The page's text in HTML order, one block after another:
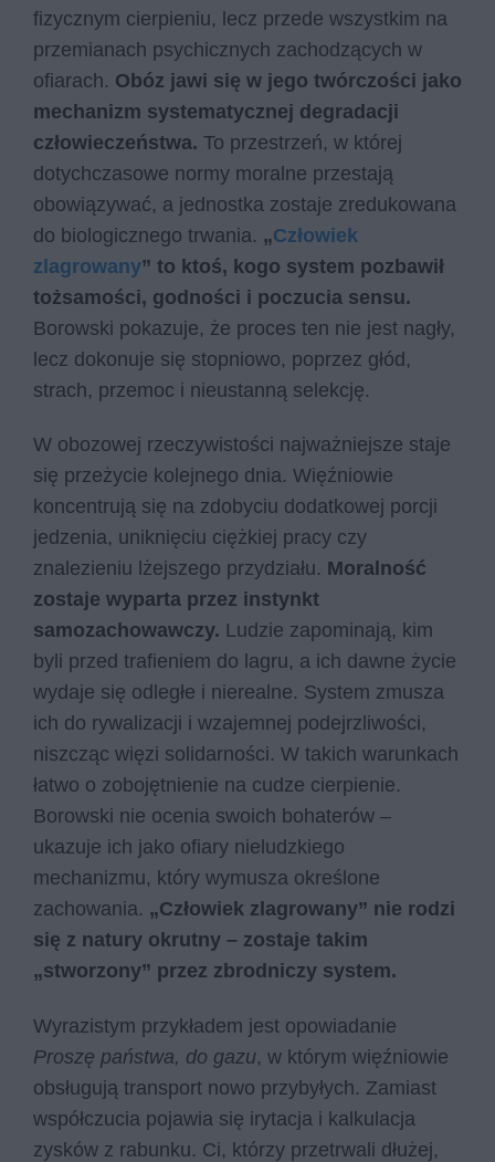
fizycznym cierpieniu, lecz przede wszystkim na
przemianach psychicznych zachodzących w
ofiarach. Obóz jawi się w jego twórczości jako
mechanizm systematycznej degradacji
człowieczeństwa. To przestrzeń, w której
dotychczasowe normy moralne przestają
obowiązywać, a jednostka zostaje zredukowana
do biologicznego trwania. „Człowiek
zlagrowany” to ktoś, kogo system pozbawił
tożsamości, godności i poczucia sensu.
Borowski pokazuje, że proces ten nie jest nagły,
lecz dokonuje się stopniowo, poprzez głód,
strach, przemoc i nieustanną selekcję.
W obozowej rzeczywistości najważniejsze staje
się przeżycie kolejnego dnia. Więźniowie
koncentrują się na zdobyciu dodatkowej porcji
jedzenia, uniknięciu ciężkiej pracy czy
znalezieniu lżejszego przydziału. Moralność
zostaje wyparta przez instynkt
samozachowawczy. Ludzie zapominają, kim
byli przed trafieniem do lagru, a ich dawne życie
wydaje się odległe i nierealne. System zmusza
ich do rywalizacji i wzajemnej podejrzliwości,
niszcząc więzi solidarności. W takich warunkach
łatwo o zobojętnienie na cudze cierpienie.
Borowski nie ocenia swoich bohaterów –
ukazuje ich jako ofiary nieludzkiego
mechanizmu, który wymusza określone
zachowania. „Człowiek zlagrowany” nie rodzi
się z natury okrutny – zostaje takim
„stworzony” przez zbrodniczy system.
Wyrazistym przykładem jest opowiadanie
Proszę państwa, do gazu, w którym więźniowie
obsługują transport nowo przybyłych. Zamiast
współczucia pojawia się irytacja i kalkulacja
zysków z rabunku. Ci, którzy przetrwali dłużej,